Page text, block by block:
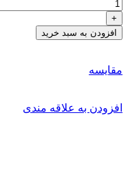
افزودن به سبد خرید
مقایسه
افزودن به علاقه مندی